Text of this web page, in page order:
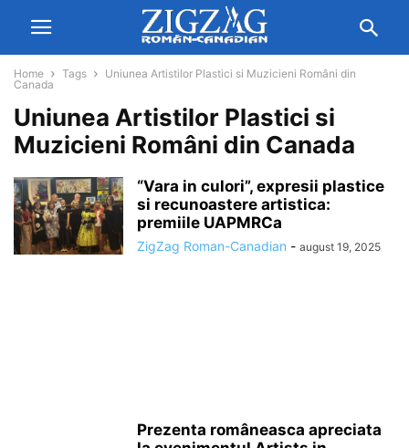
Home Tags
Uniunea Artistilor Plastici si Muzicieni Români din
Canada
Uniunea Artistilor Plastici si
Muzicieni Români din Canada
“Vara in culori”, expresii plastice
si recunoastere artistica:
premiile UAPMRCa
ZigZag Roman-Canadian - august 19, 2025
Prezenta româneasca apreciata